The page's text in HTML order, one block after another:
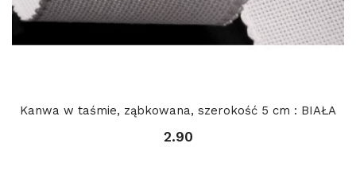
Kanwa w taśmie, ząbkowana, szerokość 5 cm : BIAŁA
2.90